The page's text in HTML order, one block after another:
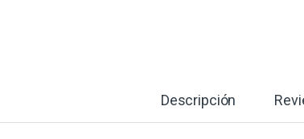
Descripción